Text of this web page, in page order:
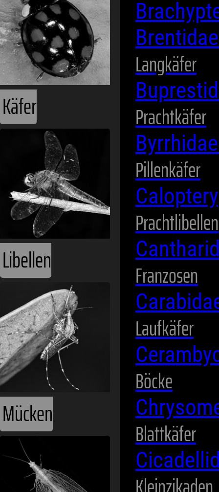
Käfer
Libellen
Mücken
Langkäfer
Prachtkäfer
Pillenkäfer
Prachtlibellen
Franzosen
Laufkäfer
Böcke
Blattkäfer